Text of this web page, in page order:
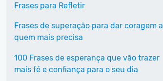
Frases para Refletir
Frases de superação para dar coragem a
quem mais precisa
100 Frases de esperança que vão trazer
mais fé e confiança para o seu dia